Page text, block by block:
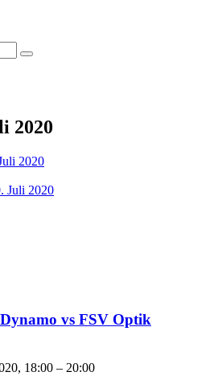
2020
2020
Juli 2020
vs FSV Optik
18:00 – 20:00